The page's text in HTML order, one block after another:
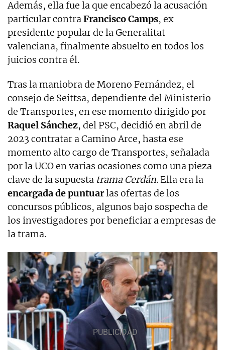
Además, ella fue la que encabezó la acusación
particular contraFrancisco Camps, ex
presidente popular de la Generalitat
valenciana, finalmente absuelto en todos los
juicios contra él.
Tras la maniobra de Moreno Fernández, el
consejo de Seittsa, dependiente del Ministerio
de Transportes, en ese momento dirigido por
Raquel Sánchez, del PSC, decidió en abril de
2023 contratar a Camino Arce, hasta ese
momento alto cargo de Transportes, señalada
por la UCO en varias ocasiones como una pieza
clave de la supuesta trama Cerdán. Ella era la
encargada de puntuarlas ofertas de los
concursos públicos, algunos bajo sospecha de
los investigadores por beneficiar a empresas de
la trama.